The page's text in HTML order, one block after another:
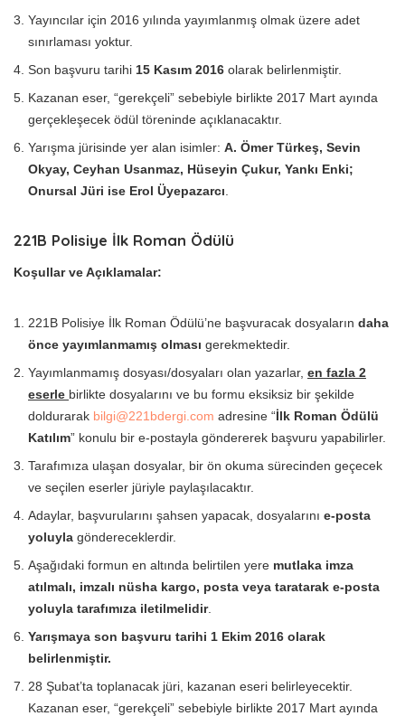
Yayıncılar için 2016 yılında yayımlanmış olmak üzere adet
sınırlaması yoktur.
Son başvuru tarihi 15 Kasım 2016 olarak belirlenmiştir.
Kazanan eser, “gerekçeli” sebebiyle birlikte 2017 Mart ayında
gerçekleşecek ödül töreninde açıklanacaktır.
Yarışma jürisinde yer alan isimler: A. Ömer Türkeş, Sevin
Okyay, Ceyhan Usanmaz, Hüseyin Çukur, Yankı Enki;
Onursal Jüri ise Erol Üyepazarcı
221B Polisiye İlk Roman Ödülü
Koşullar ve Açıklamalar:
221B Polisiye İlk Roman Ödülü’ne başvuracak dosyaların daha
önce yayımlanmamış olması gerekmektedir.
Yayımlanmamış dosyası/dosyaları olan yazarlar, en fazla 2
eserle birlikte dosyalarını ve bu formu eksiksiz bir şekilde
doldurarak bilgi@221bdergi.com adresine “İlk Roman Ödülü
Katılım” konulu bir e-postayla göndererek başvuru yapabilirler.
Tarafımıza ulaşan dosyalar, bir ön okuma sürecinden geçecek
ve seçilen eserler jüriyle paylaşılacaktır.
Adaylar, başvurularını şahsen yapacak, dosyalarını e-posta
yoluyla göndereceklerdir.
Aşağıdaki formun en altında belirtilen yere mutlaka imza
atılmalı, imzalı nüsha kargo, posta veya taratarak e-posta
yoluyla tarafımıza iletilmelidir.
Yarışmaya son başvuru tarihi 1 Ekim 2016 olarak
belirlenmiştir.
28 Şubat’ta toplanacak jüri, kazanan eseri belirleyecektir.
Kazanan eser, “gerekçeli” sebebiyle birlikte 2017 Mart ayında